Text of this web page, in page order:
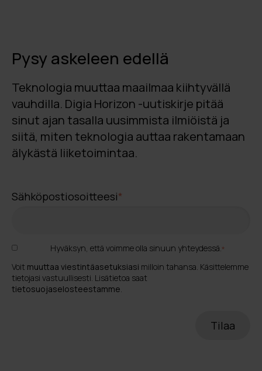
Pysy askeleen edellä
Teknologia muuttaa maailmaa kiihtyvällä
vauhdilla. Digia Horizon -uutiskirje pitää
sinut ajan tasalla uusimmista ilmiöistä ja
siitä, miten teknologia auttaa rakentamaan
älykästä liiketoimintaa.
Sähköpostiosoitteesi*
Hyväksyn, että voimme olla sinuun yhteydessä. *
Voit muuttaa viestintäasetuksiasi milloin tahansa. Käsittelemme
tietojasi vastuullisesti. Lisätietoa saat
tietosuojaselosteestamme